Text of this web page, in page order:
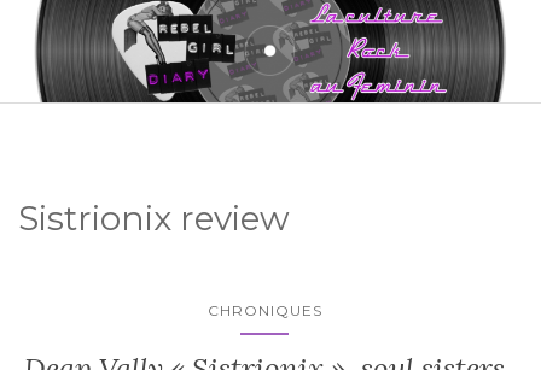
Sistrionix review
CHRONIQUES